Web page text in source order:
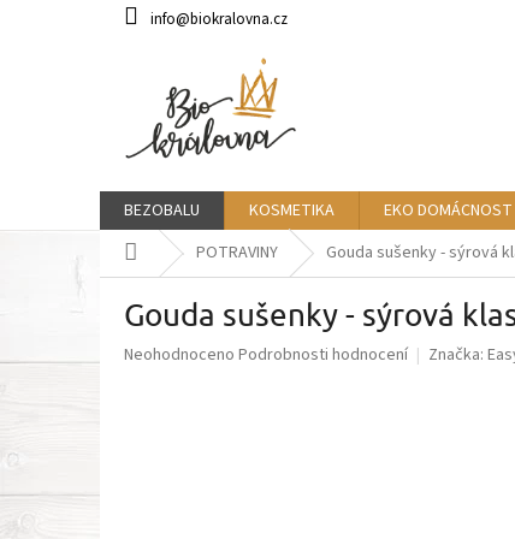
info@biokralovna.cz
BEZOBALU KOSMETIKA EKO DOMÁCNOST
Domů POTRAVINY Gouda sušenky - sýrová
Gouda sušenky - sýrová
Průměrné
Neohodnoceno Podrobnosti hodnocení Značka: